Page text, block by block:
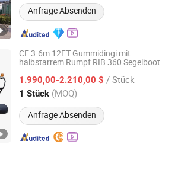
Anfrage Absenden
CE 3.6m 12FT Gummidingi mit
halbstarrem Rumpf RIB 360 Segelboot
1.990,00-2.210,00 $ / Stück
1 Stück (MOQ)
Anfrage Absenden
Co., Ltd.
Seit 2020